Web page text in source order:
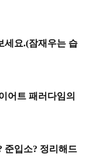
세요.(잠재우는 습
어트 패러다임의
준입소? 정리해드